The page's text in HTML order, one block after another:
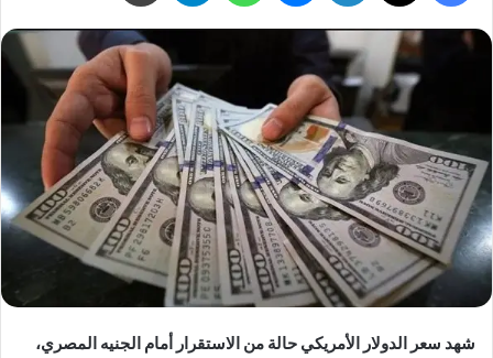
شهد سعر الدولار الأمريكي حالة من الاستقرار أمام الجنيه المصري،